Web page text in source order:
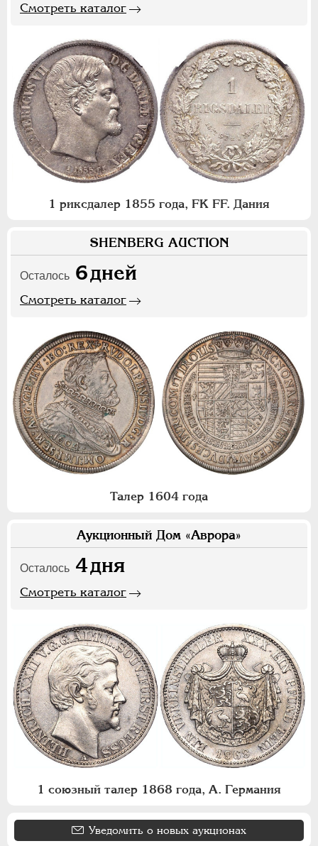
Смотреть каталог
1 риксдалер 1855 года, FK FF. Дания
SHENBERG AUCTION
Осталось 6дней
Смотреть каталог
Талер 1604 года
Аукционный Дом «Аврора»
Осталось 4дня
Смотреть каталог
1 союзный талер 1868 года, А. Германия
Уведомить о новых аукционах